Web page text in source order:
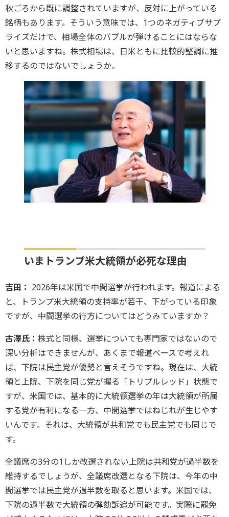
秋ごろから既に調整されていますが、反対に上がっている
銘柄もあります。そういう意味では、1つのネガティブサプ
ライズだけで、相場全体のバブルが弾けることにはならな
いと思いますね。株式相場は、日米ともに比較的堅調に推
移するのではないでしょうか。
いまトランプ米大統領が必死な理由
吉田： 2026年は米国で中間選挙が行われます。報道による
と、トランプ米大統領の支持率が若干、下がっている印象
ですが、中間選挙の行方についてはどうみていますか？
古澤氏： 株式と同様、選挙についても専門家ではないので
深い分析はできませんが、あくまで報道ベースで考えれ
ば、下院は民主党が優勢と言えそうですね。現在は、大統
領と上院、下院を同じ党が握る「トリプルレッド」状態で
すが、米国では、基本的に大統領選挙の年は大統領が所属
する党が有利になる一方、中間選挙ではねじれが生じやす
いんです。それは、大統領が共和党でも民主党でも同じで
す。
全議席の3分の1しか改選されない上院は共和党が過半数を
維持するでしょうが、全議席改選となる下院は、今年の中
間選挙では民主党が過半数を取ると思います。米国では、
下院の過半数で大統領の弾劾訴追が可能です。実際に罷免